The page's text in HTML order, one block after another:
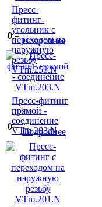
Пресс-
фитинг-
угольник с
переходом на
наружную
резьбу
VTm.253.N
0.–
Подробнее
Пресс-фитинг
прямой -
соединение
VTm.203.N
0.–
Подробнее